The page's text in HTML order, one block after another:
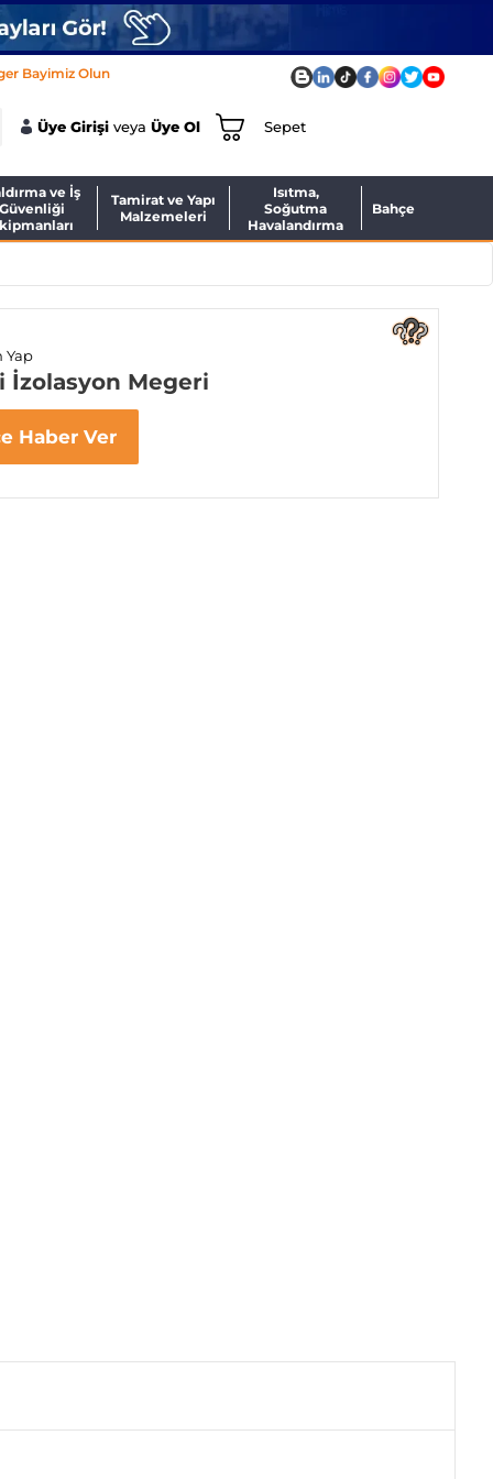
Bayimiz Olun
Üye Girişi veyaÜye Ol Sepet
ve İş
Güvenliği
Tamirat ve Yapı
Malzemeleri
Isıtma,
Soğutma
Havalandırma
Bahçe
Yap
İzolasyon Megeri
Haber Ver